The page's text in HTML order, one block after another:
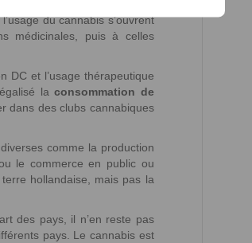
du cannabis s’ouvrent
médicinales, puis à celles
DC et l’usage thérapeutique
laconsommation de
dans des clubs cannabiques
comme la production
le commerce en public ou
hollandaise, mais pas la
des pays, il n’en reste pas
pays. Le cannabis est